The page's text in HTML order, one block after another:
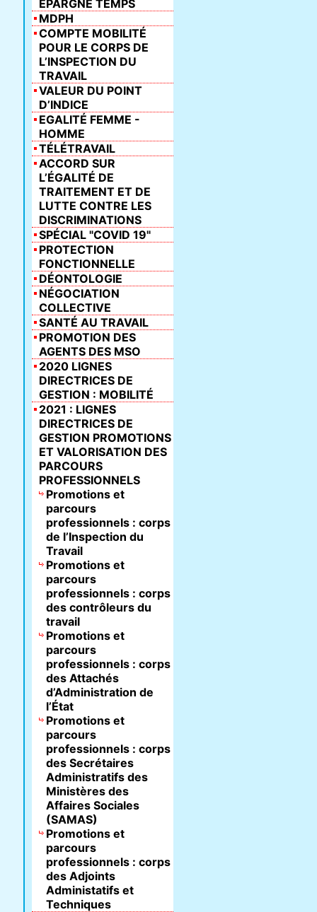
ÉPARGNE TEMPS
MDPH
COMPTE MOBILITÉ
POUR LE CORPS DE
L’INSPECTION DU
TRAVAIL
VALEUR DU POINT
D’INDICE
EGALITÉ FEMME -
HOMME
TÉLÉTRAVAIL
ACCORD SUR
L’ÉGALITÉ DE
TRAITEMENT ET DE
LUTTE CONTRE LES
DISCRIMINATIONS
SPÉCIAL "COVID 19"
PROTECTION
FONCTIONNELLE
DÉONTOLOGIE
NÉGOCIATION
COLLECTIVE
SANTÉ AU TRAVAIL
PROMOTION DES
AGENTS DES MSO
2020 LIGNES
DIRECTRICES DE
GESTION : MOBILITÉ
2021 : LIGNES
DIRECTRICES DE
GESTION PROMOTIONS
ET VALORISATION DES
PARCOURS
PROFESSIONNELS
Promotions et
parcours
professionnels : corps
de l’Inspection du
Travail
Promotions et
parcours
professionnels : corps
des contrôleurs du
travail
Promotions et
parcours
professionnels : corps
des Attachés
d’Administration de
l’État
Promotions et
parcours
professionnels : corps
des Secrétaires
Administratifs des
Ministères des
Affaires Sociales
(SAMAS)
Promotions et
parcours
professionnels : corps
des Adjoints
Administatifs et
Techniques